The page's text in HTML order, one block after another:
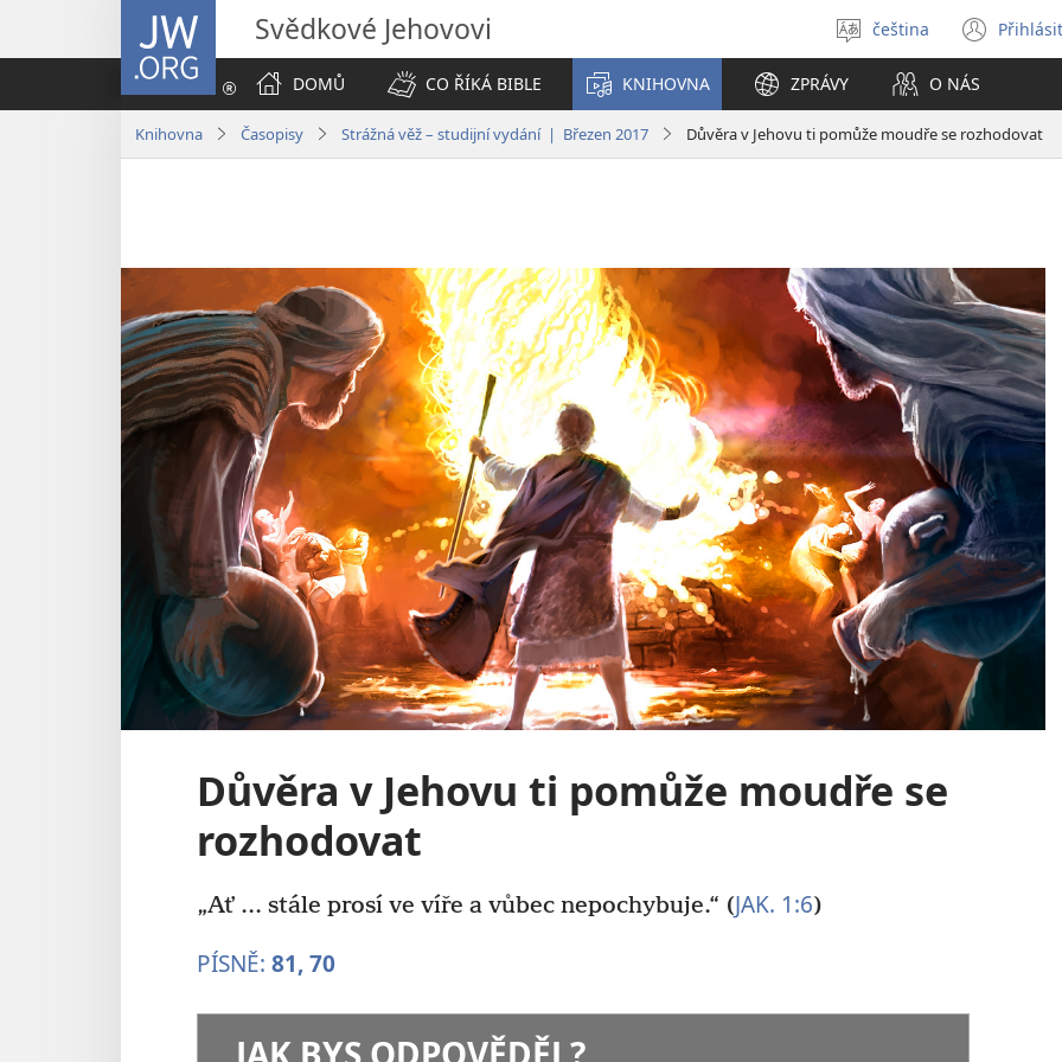
JW.ORG Svědkové Jehovovi
Vybrat
jazyk
čeština
nové
DOMŮ
CO ŘÍKÁ BIBLE KNIHOVNA ZPRÁVY O NÁS
Knihovna Časopisy Strážná věž – studijní vydání | Březen 2017 Důvěra v Jehovu ti pomůže moudře se rozhodovat
Důvěra v Jehovu ti pomůže moudře se
rozhodovat
„Ať ... stále prosí ve víře a vůbec nepochybuje.“ (JAK. 1:6)
PÍSNĚ: 81,70